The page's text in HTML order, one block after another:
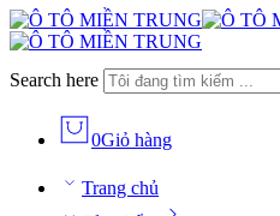
Search here
0Giỏ hàng
Trang chủ